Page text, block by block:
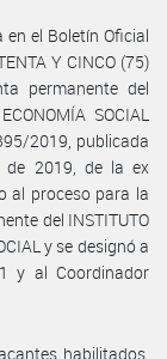
el Boletín Oficial
Y CINCO (75)
permanente del
SOCIAL
2019, publicada
de 2019, de la ex
al proceso para la
del INSTITUTO
y se designó a
y al Coordinador
habilitados,